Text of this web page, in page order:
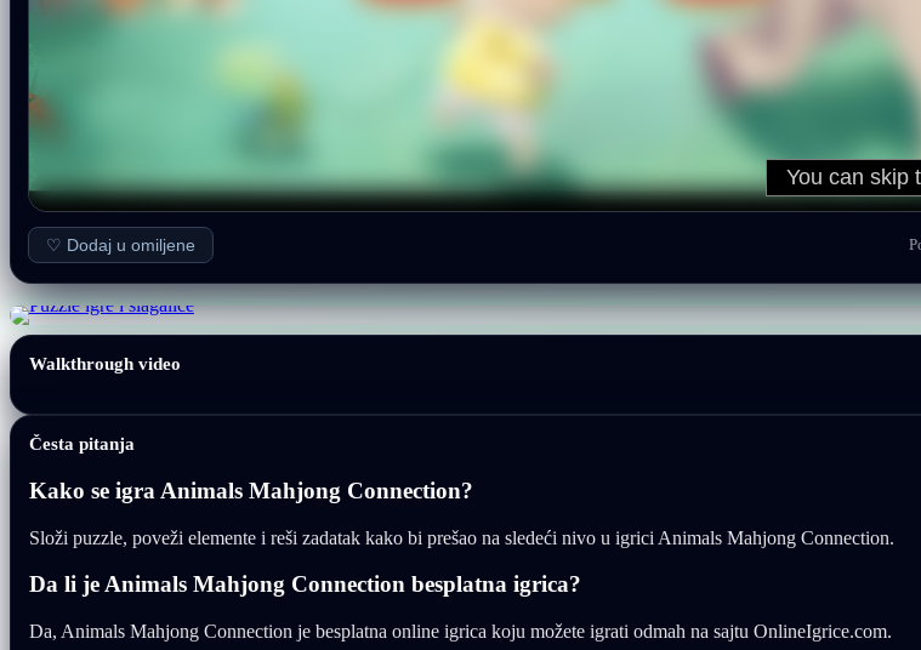
♡ Dodaj u omiljene
Walkthrough video
Česta pitanja
Kako se igra Animals Mahjong Connection?
Složi puzzle, poveži elemente i reši zadatak kako bi prešao na sledeći nivo u igrici Animals Mahjong Connection.
Da li je Animals Mahjong Connection besplatna igrica?
Da, Animals Mahjong Connection je besplatna online igrica koju možete igrati odmah na sajtu OnlineIgrice.com.